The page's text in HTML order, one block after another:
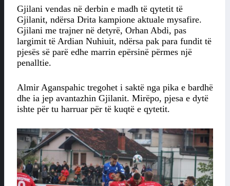
Gjilani vendas në derbin e madh të qytetit të
Gjilanit, ndërsa Drita kampione aktuale mysafire.
Gjilani me trajner në detyrë, Orhan Abdi, pas
largimit të Ardian Nuhiuit, ndërsa pak para fundit të
pjesës së parë edhe marrin epërsinë përmes një
penalltie.
Almir Aganspahic tregohet i saktë nga pika e bardhë
dhe ia jep avantazhin Gjilanit. Mirëpo, pjesa e dytë
ishte për tu harruar për të kuqtë e qytetit.